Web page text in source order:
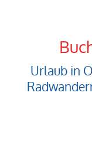
Urlaub in